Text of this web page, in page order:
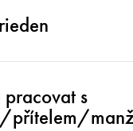
pracovat s
přítelem/